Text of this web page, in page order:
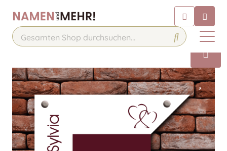
Chatten Sie 24/7 mit unserem
hilfreichen Chatbot
Kontakt